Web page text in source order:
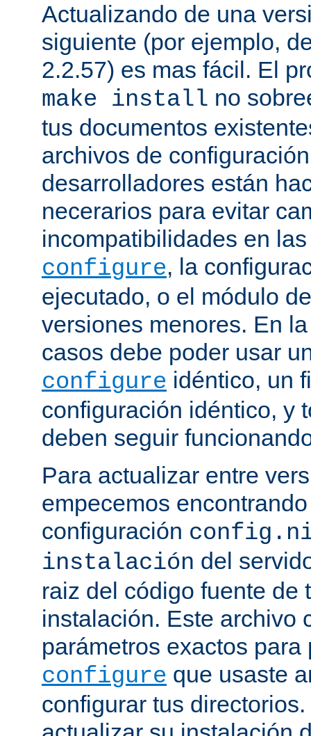
Actualizando de una
siguiente (por ejemplo,
2.2.57) es mas fácil. El
make install no
tus documentos
archivos de
desarrolladores están
necerarios para evitar
incompatibilidades en
configure, la
ejecutado, o el módulo
versiones menores. En
casos debe poder usar
configure idéntico, un
configuración idéntico, y
deben seguir
Para actualizar entre
empecemos
configuración
instalación del
raiz del código fuente de
instalación. Este archivo
parámetros exactos para
configure que usaste
configurar tus